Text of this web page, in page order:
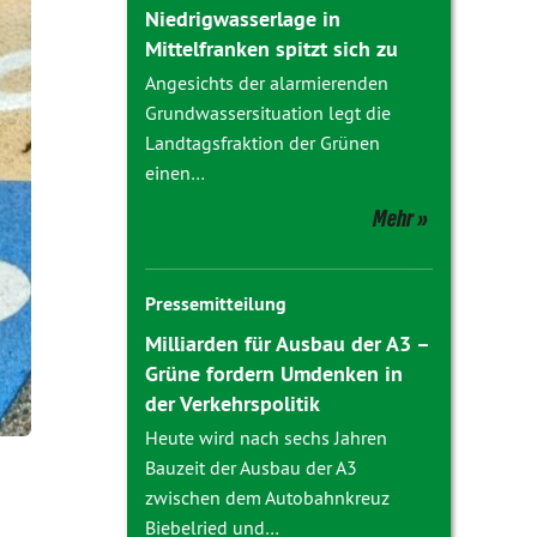
Niedrigwasserlage in
Mittelfranken spitzt sich zu
Angesichts der alarmierenden
Grundwassersituation legt die
Landtagsfraktion der Grünen
einen…
Mehr
Pressemitteilung
Milliarden für Ausbau der A3 –
Grüne fordern Umdenken in
der Verkehrspolitik
Heute wird nach sechs Jahren
Bauzeit der Ausbau der A3
zwischen dem Autobahnkreuz
Biebelried und…